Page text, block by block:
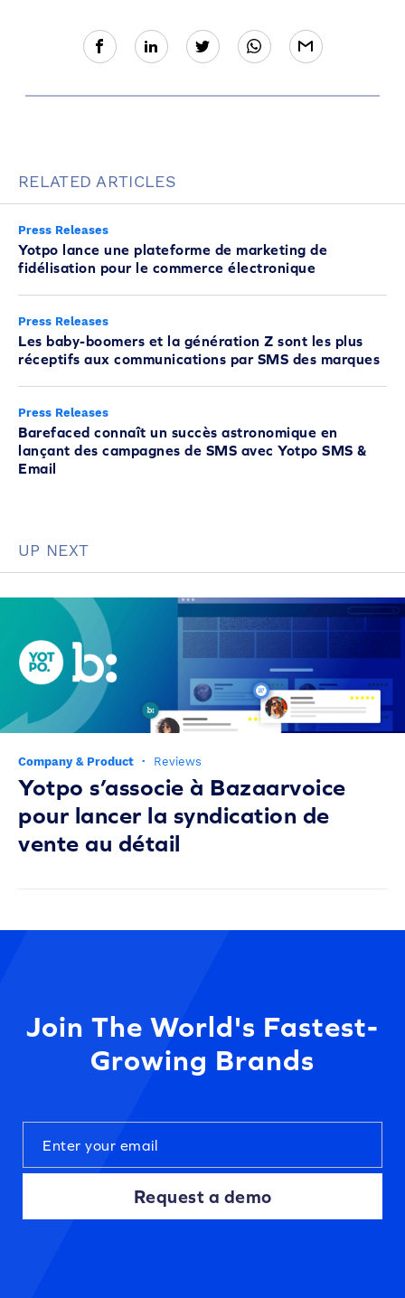
RELATED ARTICLES
Press Releases
Yotpo lance une plateforme de marketing de
fidélisation pour le commerce électronique
Press Releases
Les baby-boomers et la génération Z sont les plus
réceptifs aux communications par SMS des marques
Press Releases
Barefaced connaît un succès astronomique en
lançant des campagnes de SMS avec Yotpo SMS &
Email
UP NEXT
Company & Product · Reviews
Yotpo s’associe à Bazaarvoice
pour lancer la syndication de
vente au détail
Join The World's Fastest-
Growing Brands
Request a demo